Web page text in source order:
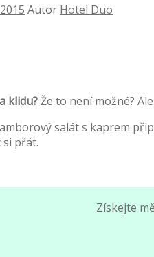
Autor Hotel Duo
klidu?Že to není možné?
salát s kaprem
si přát.
Získejte